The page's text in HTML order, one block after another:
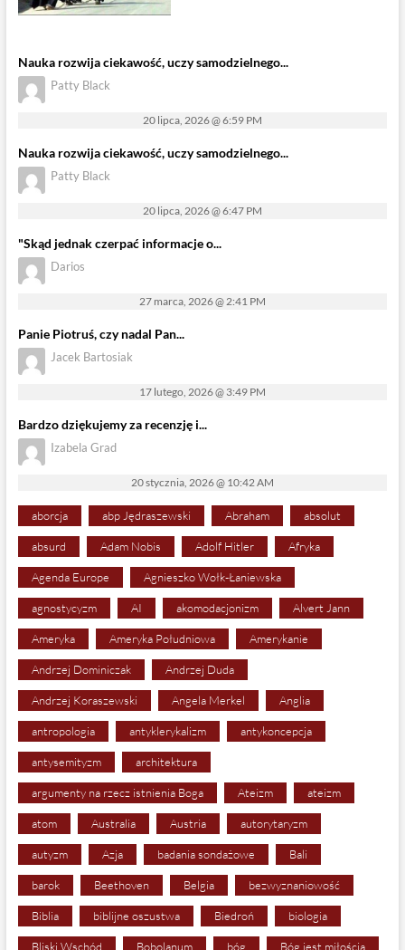
Nauka rozwija ciekawość, uczy samodzielnego...
Patty Black
20 lipca, 2026 @ 6:59 PM
Nauka rozwija ciekawość, uczy samodzielnego...
Patty Black
20 lipca, 2026 @ 6:47 PM
"Skąd jednak czerpać informacje o...
Darios
27 marca, 2026 @ 2:41 PM
Panie Piotruś, czy nadal Pan...
Jacek Bartosiak
17 lutego, 2026 @ 3:49 PM
Bardzo dziękujemy za recenzję i...
Izabela Grad
20 stycznia, 2026 @ 10:42 AM
aborcja abp Jędraszewski Abraham absolut
absurd Adam Nobis Adolf Hitler Afryka
Agenda Europe Agnieszko Wołk-Łaniewska
agnostycyzm AI akomodacjonizm Alvert Jann
Ameryka Ameryka Południowa Amerykanie
Andrzej Dominiczak Andrzej Duda
Andrzej Koraszewski Angela Merkel Anglia
antropologia antyklerykalizm antykoncepcja
antysemityzm architektura
argumenty na rzecz istnienia Boga Ateizm ateizm
atom Australia Austria autorytaryzm
autyzm Azja badania sondażowe Bali
barok Beethoven Belgia bezwyznaniowość
Biblia biblijne oszustwa Biedroń biologia
Bliski Wschód Bobolanum bóg Bóg jest miłością